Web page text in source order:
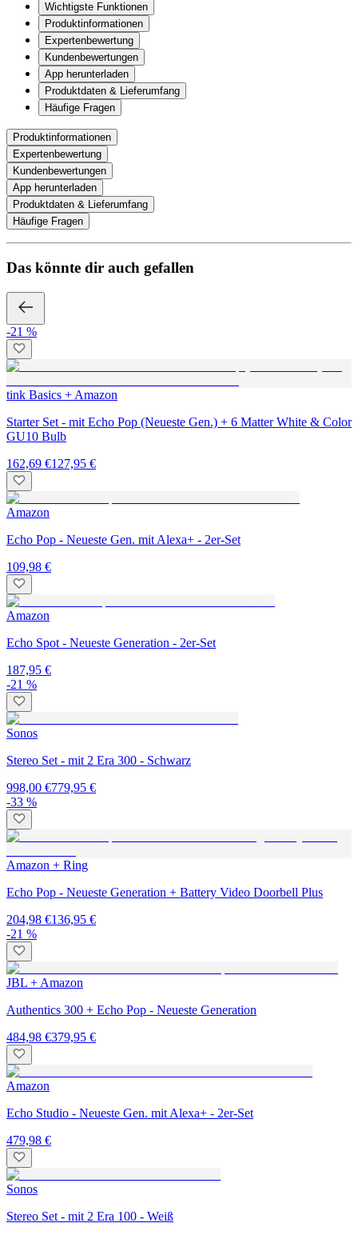
Wichtigste Funktionen
Produktinformationen
Expertenbewertung
Kundenbewertungen
App herunterladen
Produktdaten & Lieferumfang
Häufige Fragen
Produktinformationen
Expertenbewertung
Kundenbewertungen
App herunterladen
Produktdaten & Lieferumfang
Häufige Fragen
Das könnte dir auch gefallen
-21 %
tink Basics + Amazon
Starter Set - mit Echo Pop (Neueste Gen.) + 6 Matter White & Color
GU10 Bulb
162,69 €127,95 €
Amazon
Echo Pop - Neueste Gen. mit Alexa+ - 2er-Set
109,98 €
Amazon
Echo Spot - Neueste Generation - 2er-Set
187,95 €
-21 %
Sonos
Stereo Set - mit 2 Era 300 - Schwarz
998,00 €779,95 €
-33 %
Amazon + Ring
Echo Pop - Neueste Generation + Battery Video Doorbell Plus
204,98 €136,95 €
-21 %
JBL + Amazon
Authentics 300 + Echo Pop - Neueste Generation
484,98 €379,95 €
Amazon
Echo Studio - Neueste Gen. mit Alexa+ - 2er-Set
479,98 €
Sonos
Stereo Set - mit 2 Era 100 - Weiß